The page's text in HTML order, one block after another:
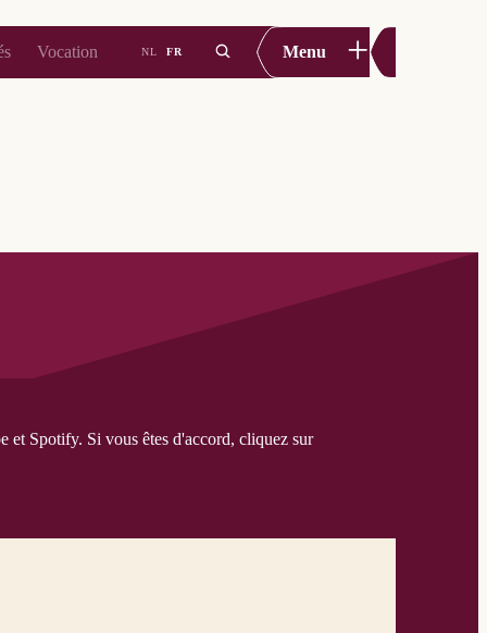
Vocation NL FR Menu +
et Spotify. Si vous êtes d'accord, cliquez sur